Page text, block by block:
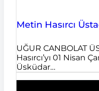
Metin Hasırcı
UĞUR CANBOLAT
Hasırcı’yı 01 Nisan
Üsküdar…